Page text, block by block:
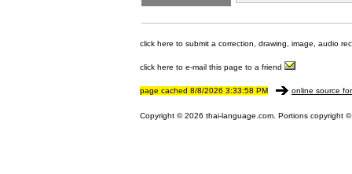
click here to submit a correction, drawing, image, audio
click here to e-mail this page to a friend
page cached 8/8/2026 3:33:58 PM online source
Copyright © 2026 thai-language.com. Portions copyright